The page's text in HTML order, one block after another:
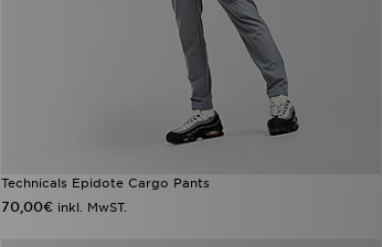
Technicals Epidote Cargo Pants
70,00€ inkl. MwST.